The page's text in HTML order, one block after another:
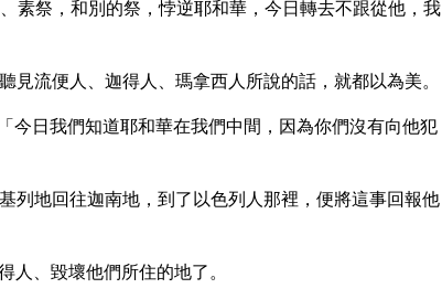
素祭，和別的祭，悖逆耶和華，今日轉去不跟從他，我
流便人、迦得人、瑪拿西人所說的話，就都以為美。
今日我們知道耶和華在我們中間，因為你們沒有向他犯
列地回往迦南地，到了以色列人那裡，便將這事回報他
、毀壞他們所住的地了。